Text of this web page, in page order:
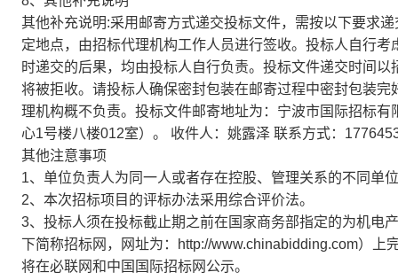
其他补充说明:采用邮寄方式递交投标文件，需按以下要求
定地点，由招标代理机构工作人员进行签收。投标人自行
时递交的后果，均由投标人自行负责。投标文件递交时间
将被拒收。请投标人确保密封包装在邮寄过程中密封包装
理机构概不负责。投标文件邮寄地址为：宁波市国际招标
心1号楼八楼012室）。 收件人：姚露泽 联系方式：
其他注意事项
1、单位负责人为同一人或者存在控股、管理关系的不同单
2、本次招标项目的评标办法采用综合评价法。
3、投标人须在投标截止期之前在国家商务部指定的为机电
下简称招标网，网址为：http://www.chinabidding.com）
将在必联网和中国国际招标网公示。